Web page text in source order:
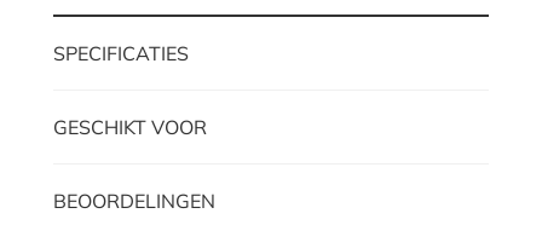
SPECIFICATIES
GESCHIKT VOOR
BEOORDELINGEN